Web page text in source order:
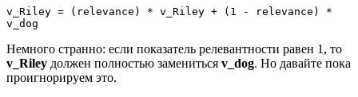
v_Riley = (relevance) * v_Riley + (1 - relevance) *
v_dog
Немного странно: если показатель релевантности равен 1, то
v_Riley должен полностью замениться v_dog. Но давайте пока
проигнорируем это.